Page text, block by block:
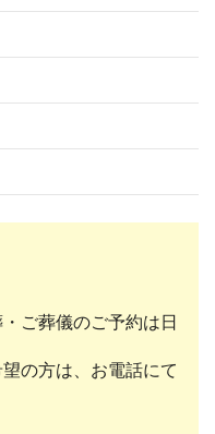
ご葬儀のご予約は日
の方は、お電話にて